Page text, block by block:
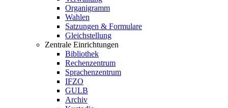
Organigramm
Wahlen
Satzungen & Formulare
Gleichstellung
Zentrale Einrichtungen
Bibliothek
Rechenzentrum
Sprachenzentrum
IFZO
GULB
Archiv